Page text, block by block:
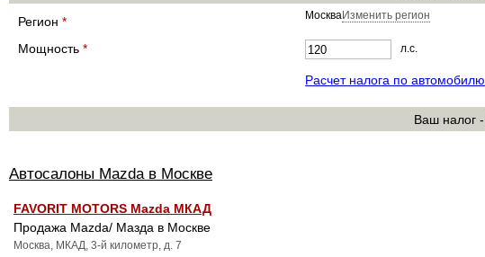
Регион * МоскваИзменить регион
Мощность * л.с.
Расчет налога по автомобилю
Ваш налог -
Автосалоны Mazda в Москве
FAVORIT MOTORS Mazda МКАД
Продажа Mazda/ Мазда в Москве
Москва, МКАД, 3-й километр, д. 7